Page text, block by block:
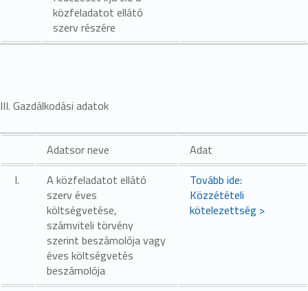
közfeladatot ellátó
szerv részére
III. Gazdálkodási adatok
Adatsor neve
Adat
l.
A közfeladatot ellátó
szerv éves
költségvetése,
számviteli törvény
szerint beszámolója vagy
éves költségvetés
beszámolója
Tovább ide:
Közzétételi
kötelezettség >